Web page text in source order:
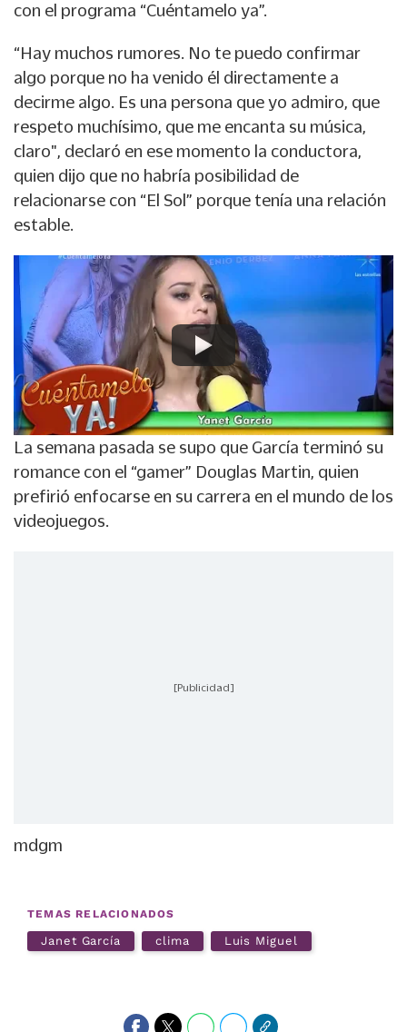
con el programa “Cuéntamelo ya”.
“Hay muchos rumores. No te puedo confirmar
algo porque no ha venido él directamente a
decirme algo. Es una persona que yo admiro, que
respeto muchísimo, que me encanta su música,
claro", declaró en ese momento la conductora,
quien dijo que no habría posibilidad de
relacionarse con “El Sol” porque tenía una relación
estable.
La semana pasada se supo que García terminó su
romance con el “gamer” Douglas Martin, quien
prefirió enfocarse en su carrera en el mundo de los
videojuegos.
[Publicidad]
mdgm
TEMAS RELACIONADOS
Janet García clima Luis Miguel